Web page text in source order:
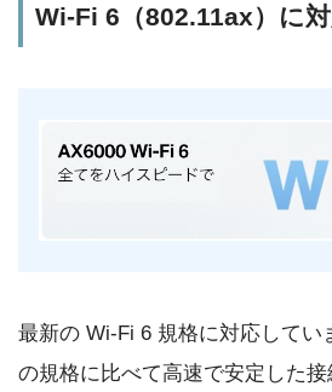
Wi-Fi 6（802.11ax）に
最新の Wi-Fi 6 規格に対応してい
の規格に比べて高速で安定した